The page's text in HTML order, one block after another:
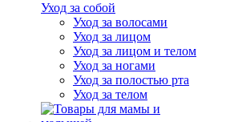
Уход за собой
Уход за волосами
Уход за лицом
Уход за лицом и телом
Уход за ногами
Уход за полостью рта
Уход за телом